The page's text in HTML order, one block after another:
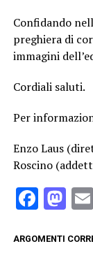
Confidando
preghiera di
immagini
Cordiali saluti.
Per
Enzo Laus
Roscino
ARGOMENTI